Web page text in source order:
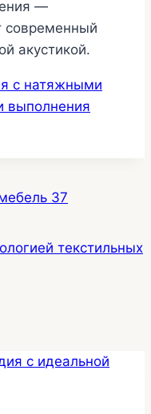
—
современный
акустикой.
с натяжными
выполнения
37
текстильных